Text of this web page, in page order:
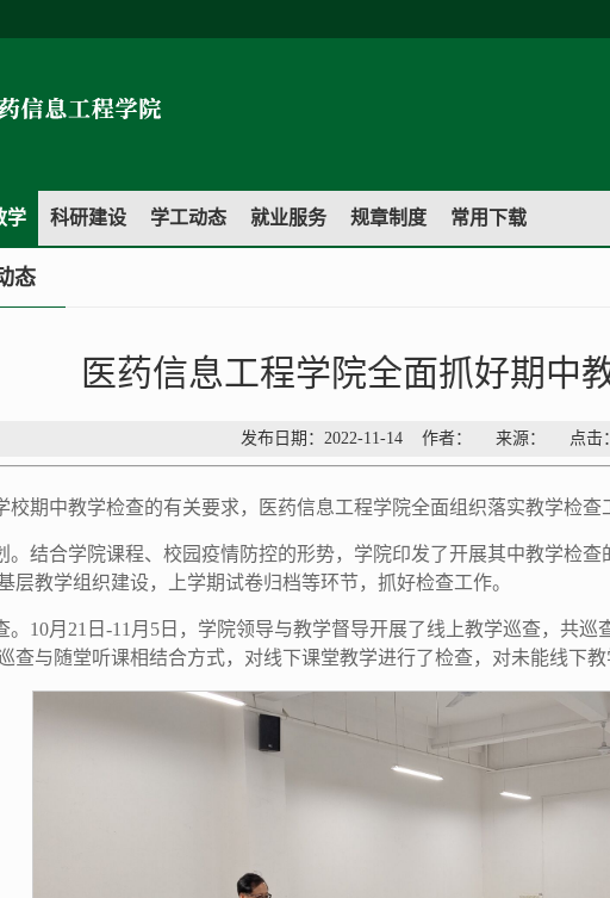
学 科研建设 学工动态 就业服务 规章制度 常用下载
态
医药信息工程学院全面抓好期中
发布日期：2022-11-14 作者： 来源： 点击：
校期中教学检查的有关要求，医药信息工程学院全面组织落实教学检查
。结合学院课程、校园疫情防控的形势，学院印发了开展其中教学检
层教学组织建设，上学期试卷归档等环节，抓好检查工作。
。10月21日-11月5日，学院领导与教学督导开展了线上教学巡查，共
查与随堂听课相结合方式，对线下课堂教学进行了检查，对未能线下教